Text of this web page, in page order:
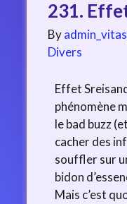
231.
By
Divers
Effet
phénomène
le bad buzz
cacher des
souffler sur
bidon
Mais c’est